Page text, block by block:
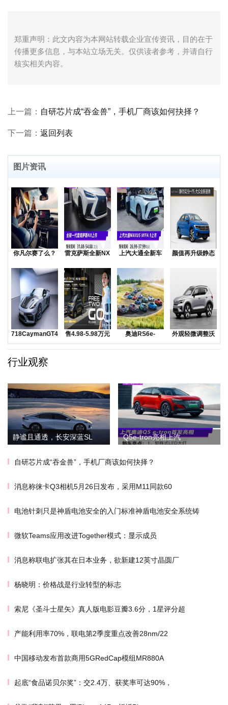
郑重声明：此文内容为本网站转载企业宣传资讯，目的在于
传播更多信息，与本站立场无关。仅供读者参考，并请自行
核实相关内容。
上一篇： 自研芯片成“吞金兽”，手机厂商该如何抉择？
下一篇： 返回列表
图片资讯
你凡尔赛了么？
降价
雷克萨斯全新NX
上汽大通全新车
颜值再升级静态
718CaymanGT4RS
领衔
售4.98-5.98万元
五菱Na
奥迪RS6e-
tron/TTe-
外观轻微调整沃
尔沃发布海外版
行业观察
静谧且通透，长安深蓝SL Q5e-tron亮相上汽
自研芯片成“吞金兽”，手机厂商该如何抉择？
消息称徕卡Q3相机5月26日发布，采用M11同款60
电池针刺只是神盾电池安全的入门标准神盾电池安全系统铸
微软Teams应用改进Together模式：显示成员
消息称联电扩张其在日本业务，欲新建12英寸晶圆厂
杨晓明：价格战是行业转型的标志
索尼《圣斗士星矢》真人版电影豆瓣3.6分，1星评分超
产能利用率70%，联电第2季度重点改善28nm/22
中国移动发布首款商用5GRedCap模组MR880A
起底“食品诺贝尔奖”：交2.4万、获奖率可达90%，